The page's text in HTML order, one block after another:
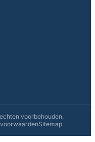
voorbehouden.
Sitemap